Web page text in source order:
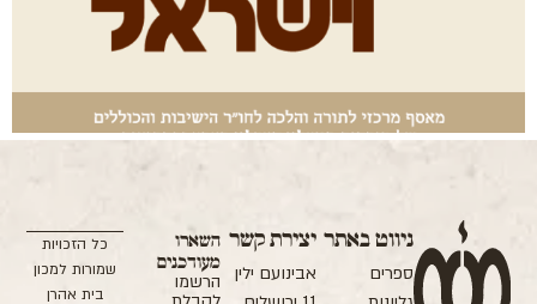
ניווט באתר
ספרים
יצירת קשר
אבינועם ילין
השארו
מעודכנים
הרשמו
כל הזכויות
שמורות למכון
בית אהרן